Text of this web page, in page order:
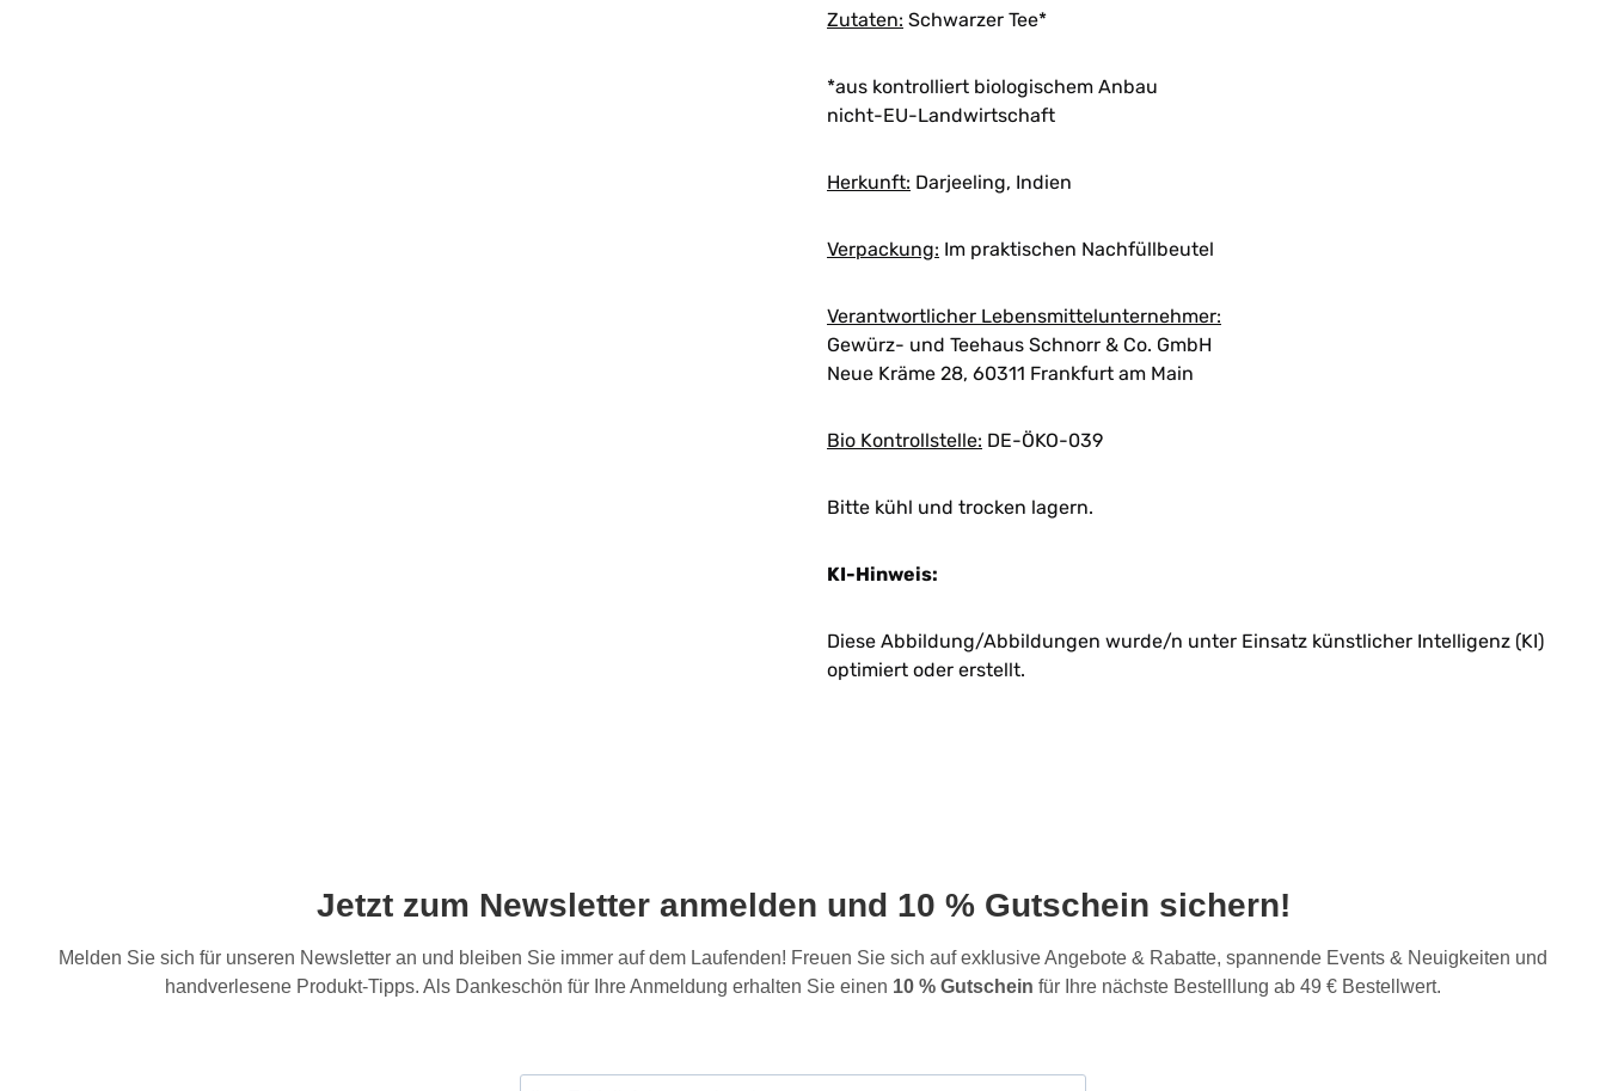
Zutaten: Schwarzer Tee*
*aus kontrolliert biologischem Anbau
nicht-EU-Landwirtschaft
Herkunft: Darjeeling, Indien
Verpackung: Im praktischen Nachfüllbeutel
Verantwortlicher Lebensmittelunternehmer:
Gewürz- und Teehaus Schnorr & Co. GmbH
Neue Kräme 28, 60311 Frankfurt am Main
Bio Kontrollstelle: DE-ÖKO-039
Bitte kühl und trocken lagern.
KI-Hinweis:
Diese Abbildung/Abbildungen wurde/n unter Einsatz künstlicher Intelligenz (KI)
optimiert oder erstellt.
Jetzt zum Newsletter anmelden und 10 % Gutschein sichern!
Melden Sie sich für unseren Newsletter an und bleiben Sie immer auf dem Laufenden! Freuen Sie sich auf exklusive Angebote & Rabatte, spannende Events & Neuigkeiten und
handverlesene Produkt-Tipps. Als Dankeschön für Ihre Anmeldung erhalten Sie einen 10 % Gutschein für Ihre nächste Bestelllung ab 49 € Bestellwert.